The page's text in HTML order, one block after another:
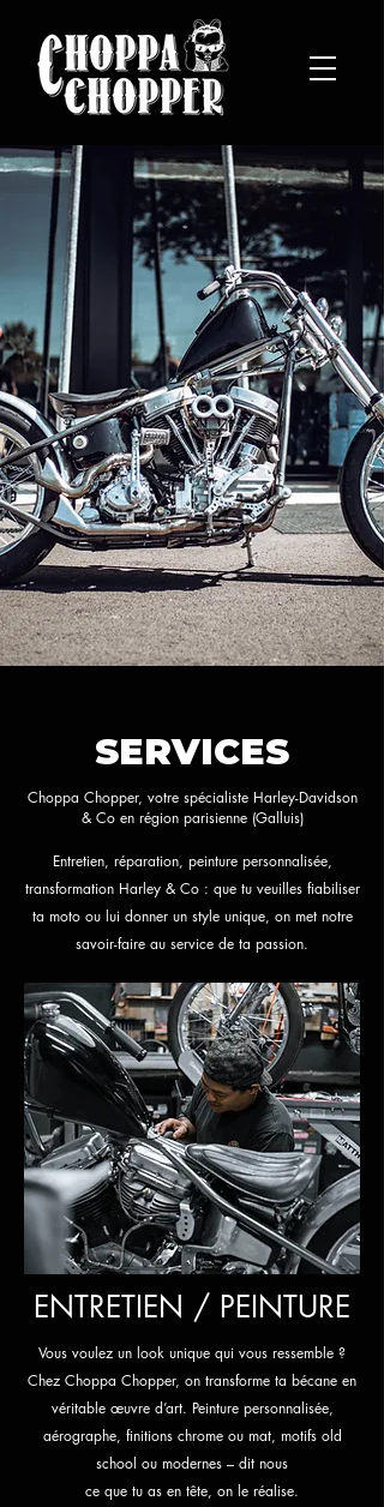
SERVICES
Choppa Chopper, votre spécialiste Harley-Davidson
& Co en région parisienne (Galluis)
Entretien, réparation, peinture personnalisée,
transformation Harley & Co : que tu veuilles fiabiliser
ta moto ou lui donner un style unique, on met notre
savoir-faire au service de ta passion.
ENTRETIEN / PEINTURE
Vous voulez un look unique qui vous ressemble ?
Chez Choppa Chopper, on transforme ta bécane en
véritable œuvre d’art. Peinture personnalisée,
aérographe, finitions chrome ou mat, motifs old
school ou modernes – dit nous
ce que tu as en tête, on le réalise.